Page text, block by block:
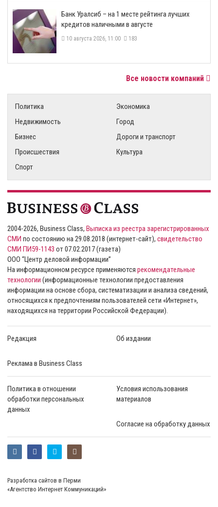
Банк Уралсиб – на 1 месте рейтинга лучших
кредитов наличными в августе
10 августа 2026, 11:00 183
Все новости компаний
Политика
Экономика
Недвижимость
Город
Бизнес
Дороги и транспорт
Происшествия
Культура
Спорт
2004-2026, Business Class, Выписка из реестра зарегистрированных
СМИ по состоянию на 29.08.2018 (интернет-сайт), свидетельство
СМИ ПИ59-1143 от 07.02.2017 (газета)
ООО “Центр деловой информации”
На информационном ресурсе применяются рекомендательные
технологии (информационные технологии предоставления
информации на основе сбора, систематизации и анализа сведений,
относящихся к предпочтениям пользователей сети «Интернет»,
находящихся на территории Российской Федерации).
Редакция Об издании
Реклама в Business Class
Политика в отношении
обработки персональных
данных
Условия использования
материалов
Согласие на обработку данных
Разработка сайтов в Перми
«Агентство Интернет Коммуникаций»